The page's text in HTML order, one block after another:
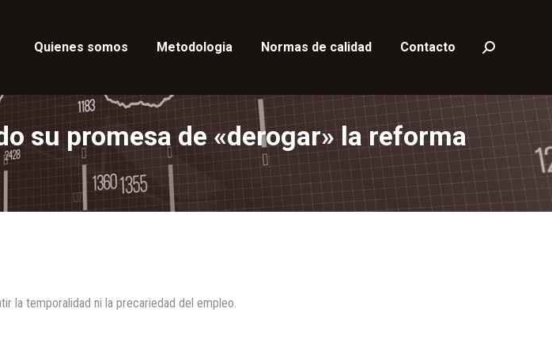
Quienes somos Metodologia Normas de calidad Contacto Buscar:
su promesa de «derogar» la reforma
la temporalidad ni la precariedad del empleo.